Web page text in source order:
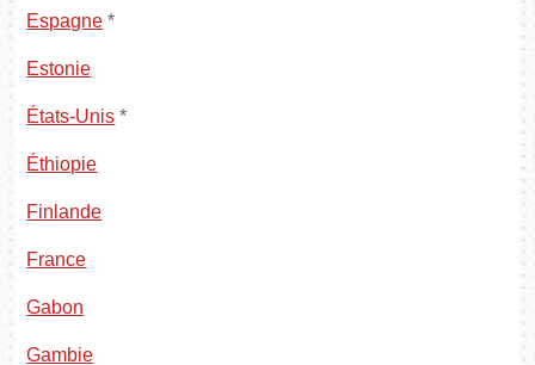
Espagne *
Estonie
États-Unis *
Éthiopie
Finlande
France
Gabon
Gambie